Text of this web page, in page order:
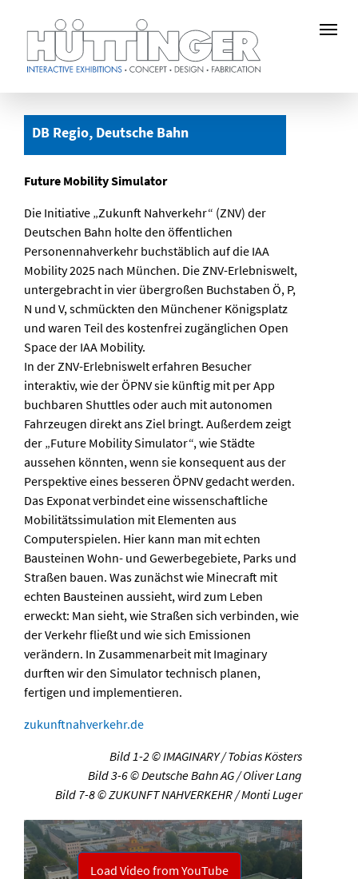
springenDB Regio, Deutsche Bahn
Future Mobility Simulator
Die Initiative „Zukunft Nahverkehr“ (ZNV) der
Deutschen Bahn holte den öffentlichen
Personennahverkehr buchstäblich auf die IAA
Mobility 2025 nach München. Die ZNV-Erlebniswelt,
untergebracht in vier übergroßen Buchstaben Ö, P,
N und V, schmückten den Münchener Königsplatz
und waren Teil des kostenfrei zugänglichen Open
Space der IAA Mobility.
In der ZNV-Erlebniswelt erfahren Besucher
interaktiv, wie der ÖPNV sie künftig mit per App
buchbaren Shuttles oder auch mit autonomen
Fahrzeugen direkt ans Ziel bringt. Außerdem zeigt
der „Future Mobility Simulator“, wie Städte
aussehen könnten, wenn sie konsequent aus der
Perspektive eines besseren ÖPNV gedacht werden.
Das Exponat verbindet eine wissenschaftliche
Mobilitätssimulation mit Elementen aus
Computerspielen. Hier kann man mit echten
Bausteinen Wohn- und Gewerbegebiete, Parks und
Straßen bauen. Was zunächst wie Minecraft mit
echten Bausteinen aussieht, wird zum Leben
erweckt: Man sieht, wie Straßen sich verbinden, wie
der Verkehr fließt und wie sich Emissionen
verändern. In Zusammenarbeit mit Imaginary
durften wir den Simulator technisch planen,
fertigen und implementieren.
zukunftnahverkehr.de
Bild 1-2 © IMAGINARY / Tobias Kösters
Bild 3-6 © Deutsche Bahn AG / Oliver Lang
Bild 7-8 © ZUKUNFT NAHVERKEHR / Monti Luger